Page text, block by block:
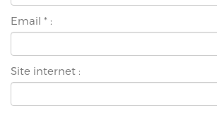
Email * :
Site internet :